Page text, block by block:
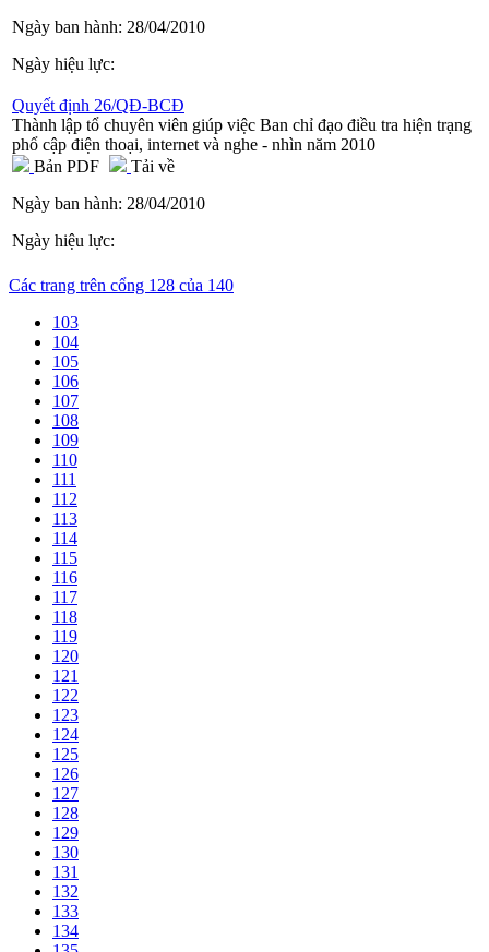
Ngày ban hành: 28/04/2010
Ngày hiệu lực:
Quyết định 26/QĐ-BCĐ
Thành lập tổ chuyên viên giúp việc Ban chỉ đạo điều tra hiện trạng
phổ cập điện thoại, internet và nghe - nhìn năm 2010
Bản PDF
Tải về
Ngày ban hành: 28/04/2010
Ngày hiệu lực:
Các trang trên cổng 128 của 140
103
104
105
106
107
108
109
110
111
112
113
114
115
116
117
118
119
120
121
122
123
124
125
126
127
128
129
130
131
132
133
134